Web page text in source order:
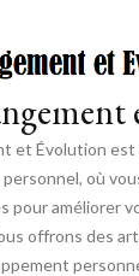
et Évolution est
où
pour améliorer
offrons des